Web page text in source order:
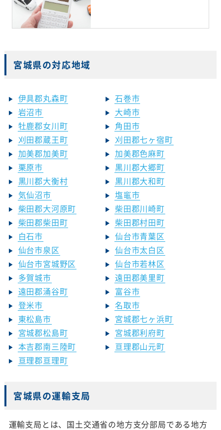
宮城県の対応地域
伊具郡丸森町
石巻市
岩沼市
大崎市
牡鹿郡女川町
角田市
刈田郡蔵王町
刈田郡七ヶ宿町
加美郡加美町
加美郡色麻町
栗原市
黒川郡大郷町
黒川郡大衡村
黒川郡大和町
気仙沼市
塩竈市
柴田郡大河原町
柴田郡川崎町
柴田郡柴田町
柴田郡村田町
白石市
仙台市青葉区
仙台市泉区
仙台市太白区
仙台市宮城野区
仙台市若林区
多賀城市
遠田郡美里町
遠田郡涌谷町
富谷市
登米市
名取市
東松島市
宮城郡七ヶ浜町
宮城郡松島町
宮城郡利府町
本吉郡南三陸町
亘理郡山元町
亘理郡亘理町
宮城県の運輸支局
運輸支局とは、国土交通省の地方支分部局である地方